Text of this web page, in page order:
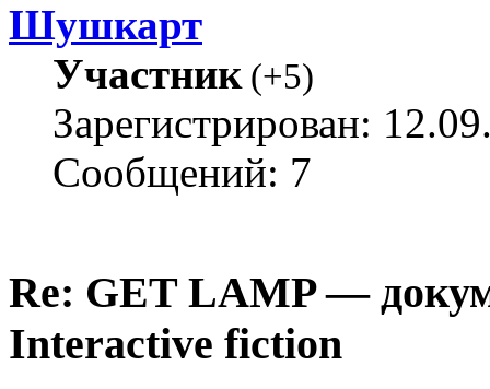
Шушкарт
Участник(+5)
Зарегистрирован:
Сообщений: 7
Re: GET LAMP —
Interactive fiction